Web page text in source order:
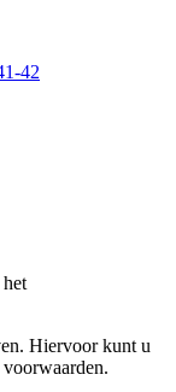
42
Hiervoor kunt u